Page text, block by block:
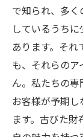
で知られ、多
しているうち
あります。そ
も、それらの
ん。私たちの専
お客様が予期
ます。古びた